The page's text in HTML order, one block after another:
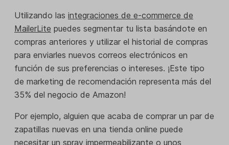
Utilizando las integraciones de e-commerce de
MailerLite puedes segmentar tu lista basándote en
compras anteriores y utilizar el historial de compras
para enviarles nuevos correos electrónicos en
función de sus preferencias o intereses. ¡Este tipo
de marketing de recomendación representa más del
35% del negocio de Amazon!
Por ejemplo, alguien que acaba de comprar un par de
zapatillas nuevas en una tienda online puede
necesitar un spray impermeabilizante o unos